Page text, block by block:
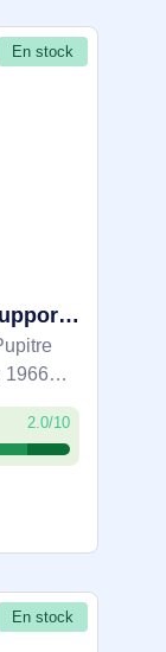
En stock
Neomounts FL50-550BL1 Support au sol mobile pour écran 37-70"
1966
678
98
2.0/10
En stock